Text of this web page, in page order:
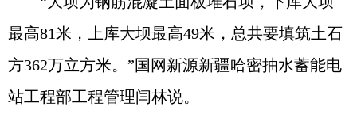
最高81米，上库大坝最高49米，总共要填筑土石
方362万立方米。”国网新源新疆哈密抽水蓄能电
站工程部工程管理闫林说。